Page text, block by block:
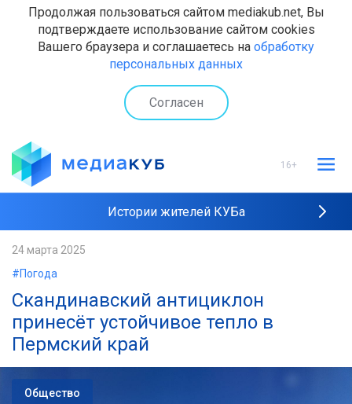
Продолжая пользоваться сайтом mediakub.net, Вы
подтверждаете использование сайтом cookies
Вашего браузера и соглашаетесь на обработку
персональных данных
Согласен
16+
Истории жителей КУБа
24 марта 2025
#Погода
Скандинавский антициклон
принесёт устойчивое тепло в
Пермский край
Общество